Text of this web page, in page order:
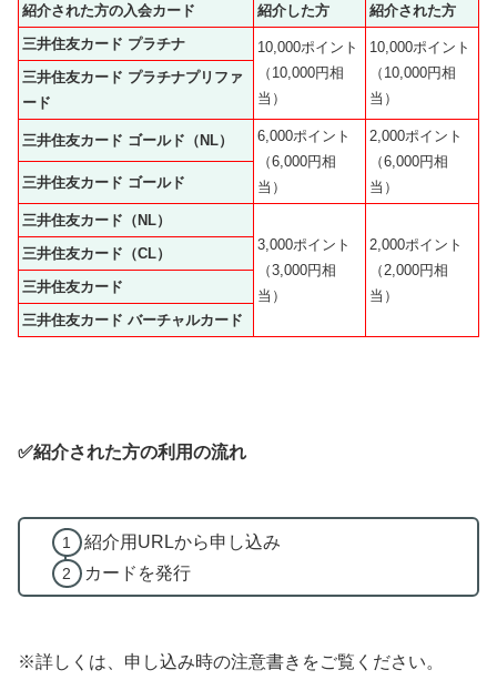
紹介された方の入会カード 紹介した方
紹介された方
三井住友カード プラチナ
10,000ポイント
（10,000円相
当）
10,000ポイント
（10,000円相
当）
三井住友カード プラチナプリファ
ード
三井住友カード ゴールド（NL）
6,000ポイント
（6,000円相
当）
2,000ポイント
（6,000円相
当）
三井住友カード ゴールド
三井住友カード（NL）
3,000ポイント
（3,000円相
当）
2,000ポイント
（2,000円相
当）
三井住友カード（CL）
三井住友カード
三井住友カード バーチャルカード
✅紹介された方の利用の流れ
紹介用URLから申し込み
カードを発行
※詳しくは、申し込み時の注意書きをご覧ください。